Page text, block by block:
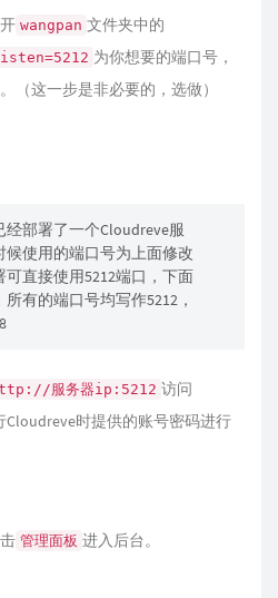
wangpan 文件夹中的
为你想要的端口号，
（这一步是非必要的，选做）
部署了一个Cloudreve服
使用的端口号为上面修改
可直接使用5212端口，下面
有的端口号均写作5212，
服务器ip:5212 访问
时提供的账号密码进行
管理面板 进入后台。